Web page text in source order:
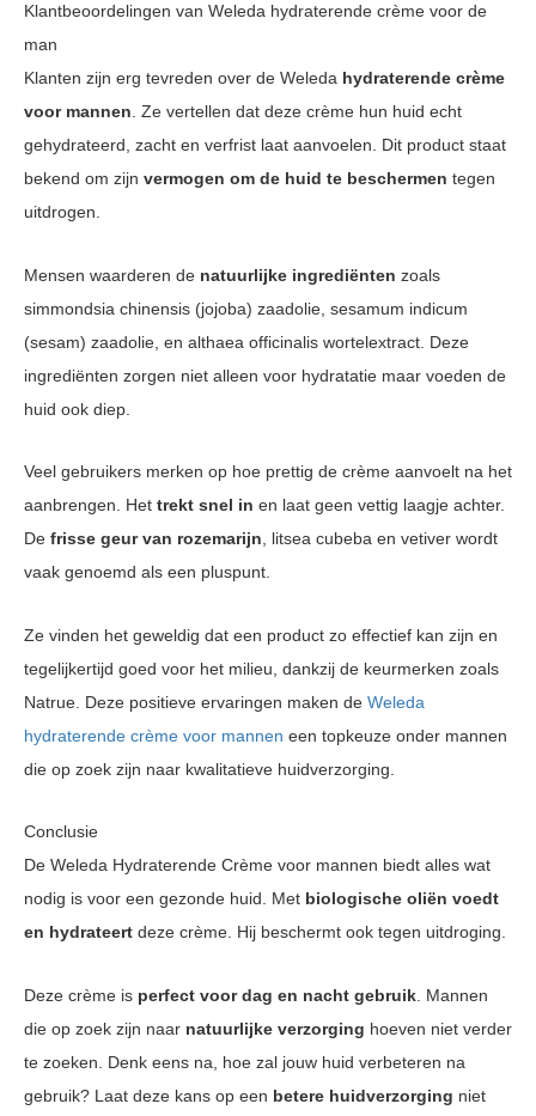
Klantbeoordelingen van Weleda hydraterende crème voor de
man
Klanten zijn erg tevreden over de Weleda hydraterende crème
voor mannen. Ze vertellen dat deze crème hun huid echt
gehydrateerd, zacht en verfrist laat aanvoelen. Dit product staat
bekend om zijn vermogen om de huid te beschermen tegen
uitdrogen.
Mensen waarderen de natuurlijke ingrediënten zoals
simmondsia chinensis (jojoba) zaadolie, sesamum indicum
(sesam) zaadolie, en althaea officinalis wortelextract. Deze
ingrediënten zorgen niet alleen voor hydratatie maar voeden de
huid ook diep.
Veel gebruikers merken op hoe prettig de crème aanvoelt na het
aanbrengen. Het trekt snel in en laat geen vettig laagje achter.
De frisse geur van rozemarijn, litsea cubeba en vetiver wordt
vaak genoemd als een pluspunt.
Ze vinden het geweldig dat een product zo effectief kan zijn en
tegelijkertijd goed voor het milieu, dankzij de keurmerken zoals
Natrue. Deze positieve ervaringen maken de Weleda
hydraterende crème voor mannen een topkeuze onder mannen
die op zoek zijn naar kwalitatieve huidverzorging.
Conclusie
De Weleda Hydraterende Crème voor mannen biedt alles wat
nodig is voor een gezonde huid. Met biologische oliën voedt
en hydrateert deze crème. Hij beschermt ook tegen uitdroging.
Deze crème is perfect voor dag en nacht gebruik . Mannen
die op zoek zijn naar natuurlijke verzorging hoeven niet verder
te zoeken. Denk eens na, hoe zal jouw huid verbeteren na
gebruik? Laat deze kans op een betere huidverzorging niet